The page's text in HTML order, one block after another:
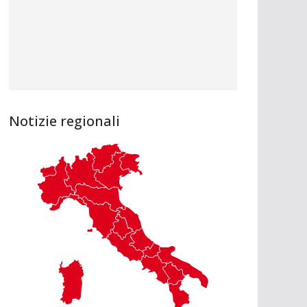
Notizie regionali